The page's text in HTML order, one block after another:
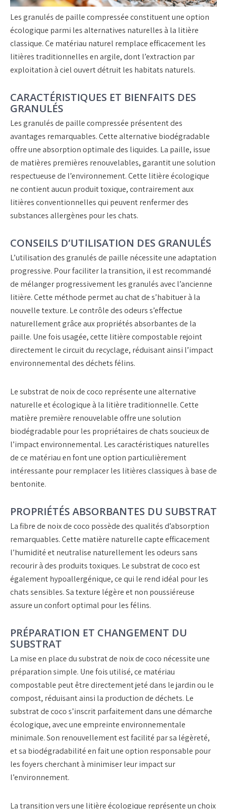
Les granulés de paille compressée constituent une option
écologique parmi les alternatives naturelles à la litière
classique. Ce matériau naturel remplace efficacement les
litières traditionnelles en argile, dont l’extraction par
exploitation à ciel ouvert détruit les habitats naturels.
CARACTÉRISTIQUES ET BIENFAITS DES
GRANULÉS
Les granulés de paille compressée présentent des
avantages remarquables. Cette alternative biodégradable
offre une absorption optimale des liquides. La paille, issue
de matières premières renouvelables, garantit une solution
respectueuse de l’environnement. Cette litière écologique
ne contient aucun produit toxique, contrairement aux
litières conventionnelles qui peuvent renfermer des
substances allergènes pour les chats.
CONSEILS D’UTILISATION DES GRANULÉS
L’utilisation des granulés de paille nécessite une adaptation
progressive. Pour faciliter la transition, il est recommandé
de mélanger progressivement les granulés avec l’ancienne
litière. Cette méthode permet au chat de s’habituer à la
nouvelle texture. Le contrôle des odeurs s’effectue
naturellement grâce aux propriétés absorbantes de la
paille. Une fois usagée, cette litière compostable rejoint
directement le circuit du recyclage, réduisant ainsi l’impact
environnemental des déchets félins.
Le substrat de noix de coco représente une alternative
naturelle et écologique à la litière traditionnelle. Cette
matière première renouvelable offre une solution
biodégradable pour les propriétaires de chats soucieux de
l’impact environnemental. Les caractéristiques naturelles
de ce matériau en font une option particulièrement
intéressante pour remplacer les litières classiques à base de
bentonite.
PROPRIÉTÉS ABSORBANTES DU SUBSTRAT
La fibre de noix de coco possède des qualités d’absorption
remarquables. Cette matière naturelle capte efficacement
l’humidité et neutralise naturellement les odeurs sans
recourir à des produits toxiques. Le substrat de coco est
également hypoallergénique, ce qui le rend idéal pour les
chats sensibles. Sa texture légère et non poussiéreuse
assure un confort optimal pour les félins.
PRÉPARATION ET CHANGEMENT DU
SUBSTRAT
La mise en place du substrat de noix de coco nécessite une
préparation simple. Une fois utilisé, ce matériau
compostable peut être directement jeté dans le jardin ou le
compost, réduisant ainsi la production de déchets. Le
substrat de coco s’inscrit parfaitement dans une démarche
écologique, avec une empreinte environnementale
minimale. Son renouvellement est facilité par sa légèreté,
et sa biodégradabilité en fait une option responsable pour
les foyers cherchant à minimiser leur impact sur
l’environnement.
La transition vers une litière écologique représente un choix